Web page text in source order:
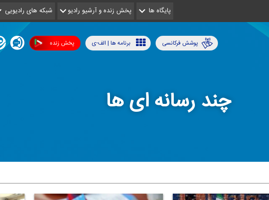
پایگاه ها پخش زنده و آرشیو رادیو شبکه های رادیویی
پخش زنده برنامه ها | الف-ی پوشش فرکانسی
چند رسانه ای ها